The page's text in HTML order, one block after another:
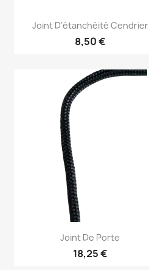
Aperçu rapide
Joint D'étanchéité Cendrier
8,50 €
Aperçu rapide
Joint De Porte
18,25 €